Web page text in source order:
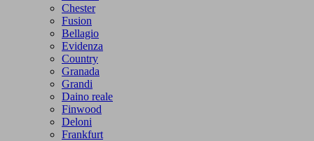
Chester
Fusion
Bellagio
Evidenza
Country
Granada
Grandi
Daino reale
Finwood
Deloni
Frankfurt